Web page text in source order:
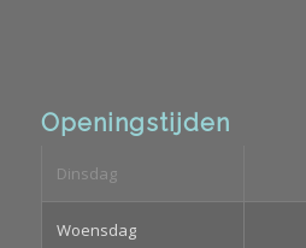
Openingstijden
Dinsdag
Woensdag